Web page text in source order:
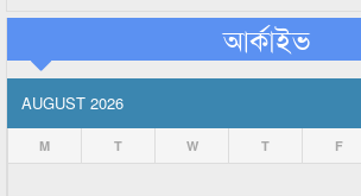
আর্কাইভ
AUGUST 2026
M T W T F